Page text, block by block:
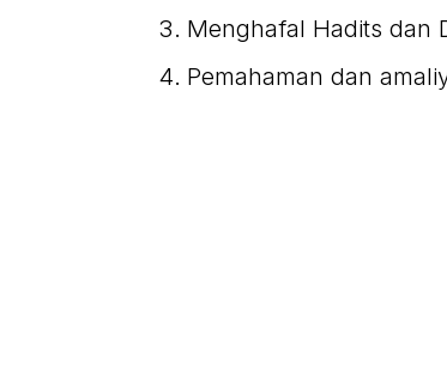
Menghafal Hadits dan
Pemahaman dan